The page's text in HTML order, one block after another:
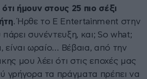
ήμουν στους 25 πιο σέξι
. Ήρθε το E Entertainment στην
συνέντευξη, και; So what;
είναι ωραίο… Βέβαια, από την
μου λέει ότι στις εποχές μας
γρήγορα τα πράγματα πρέπει να